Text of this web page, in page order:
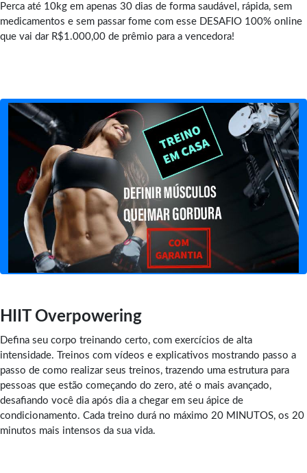
Perca até 10kg em apenas 30 dias de forma saudável, rápida, sem
medicamentos e sem passar fome com esse DESAFIO 100% online
que vai dar R$1.000,00 de prêmio para a vencedora!
HIIT Overpowering
Defina seu corpo treinando certo, com exercícios de alta
intensidade. Treinos com vídeos e explicativos mostrando passo a
passo de como realizar seus treinos, trazendo uma estrutura para
pessoas que estão começando do zero, até o mais avançado,
desafiando você dia após dia a chegar em seu ápice de
condicionamento. Cada treino durá no máximo 20 MINUTOS, os 20
minutos mais intensos da sua vida.